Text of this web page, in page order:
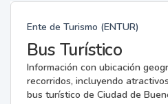
Ente de Turismo (ENTUR)
Bus Turístico
Información con ubicación
recorridos, incluyendo
bus turístico de Ciudad de